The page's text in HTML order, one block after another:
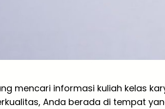
mencari informasi kuliah kelas
Anda berada di tempat